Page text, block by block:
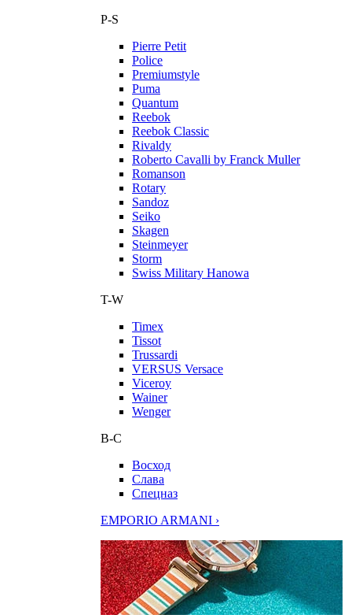
P-S
Pierre Petit
Police
Premiumstyle
Puma
Quantum
Reebok
Reebok Classic
Rivaldy
Roberto Cavalli by Franck Muller
Romanson
Rotary
Sandoz
Seiko
Skagen
Steinmeyer
Storm
Swiss Military Hanowa
T-W
Timex
Tissot
Trussardi
VERSUS Versace
Viceroy
Wainer
Wenger
В-С
Восход
Слава
Спецназ
EMPORIO ARMANI ›